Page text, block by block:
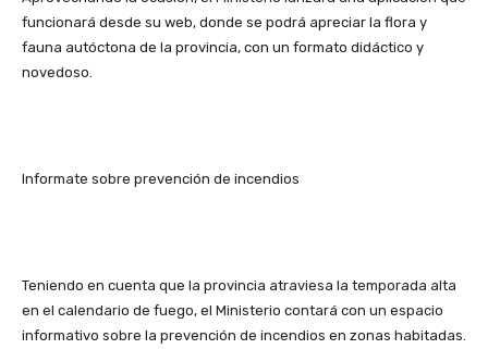
funcionará desde su web, donde se podrá apreciar la flora y
fauna autóctona de la provincia, con un formato didáctico y
novedoso.
Informate sobre prevención de incendios
Teniendo en cuenta que la provincia atraviesa la temporada alta
en el calendario de fuego, el Ministerio contará con un espacio
informativo sobre la prevención de incendios en zonas habitadas.